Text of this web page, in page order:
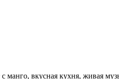
манго, вкусная кухня, живая